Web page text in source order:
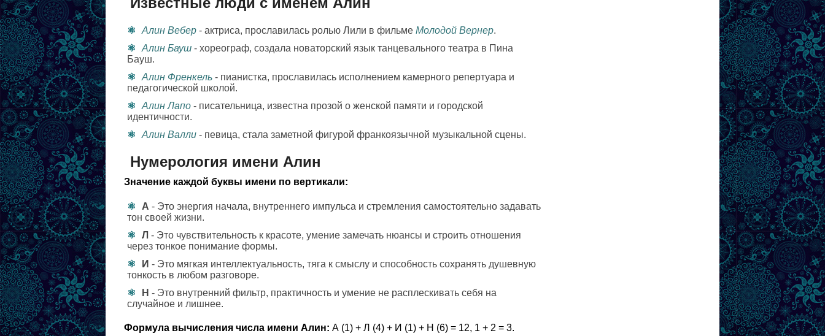
Алин Вебер - актриса, прославилась ролью Лили в фильме Молодой Вернер.
Алин Бауш - хореограф, создала новаторский язык танцевального театра в Пина
Бауш.
Алин Френкель - пианистка, прославилась исполнением камерного репертуара и
педагогической школой.
Алин Лапо - писательница, известна прозой о женской памяти и городской
идентичности.
Алин Валли - певица, стала заметной фигурой франкоязычной музыкальной сцены.
Нумерология имени Алин
Значение каждой буквы имени по вертикали:
А - Это энергия начала, внутреннего импульса и стремления самостоятельно задавать
тон своей жизни.
Л - Это чувствительность к красоте, умение замечать нюансы и строить отношения
через тонкое понимание формы.
И - Это мягкая интеллектуальность, тяга к смыслу и способность сохранять душевную
тонкость в любом разговоре.
Н - Это внутренний фильтр, практичность и умение не расплескивать себя на
случайное и лишнее.
Формула вычисления числа имени Алин: А (1) + Л (4) + И (1) + Н (6) = 12, 1 + 2 = 3.